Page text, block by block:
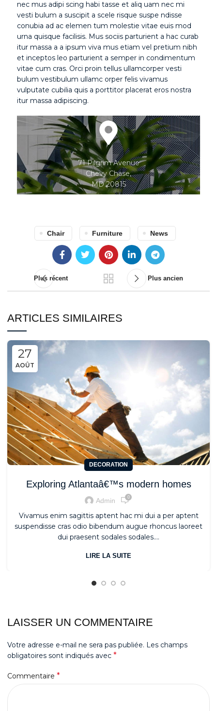
nec mus adipi scing habi tasse et aliq uam nec mi
vesti bulum a suscipit a scele risque suspe ndisse
conubia ad ac elemen tum molestie vitae euis mod
urna quisque facilisis. Mus sociis parturient a hac curab
itur massa a a ipsum viva mus etiam vel pretium nibh
et inceptos leo parturient a semper in condimentum
vitae cum cras. Orci proin tellus ullamcorper vesti
bulum vestibulum ullamc orper felis vivamus
vulputate cubilia quis a porttitor placerat eros nostra
itur massa adipiscing.
71 Pilgrim Avenue
Chevy Chase,
MD 20815
Chair Furniture News
Plus récent Plus ancien
ARTICLES SIMILAIRES
27
AOÛT
DECORATION
Exploring Atlantaâ€™s modern homes
Admin 0
Vivamus enim sagittis aptent hac mi dui a per aptent
suspendisse cras odio bibendum augue rhoncus laoreet
dui praesent sodales sodales....
LIRE LA SUITE
LAISSER UN COMMENTAIRE
Votre adresse e-mail ne sera pas publiée. Les champs
obligatoires sont indiqués avec *
Commentaire *